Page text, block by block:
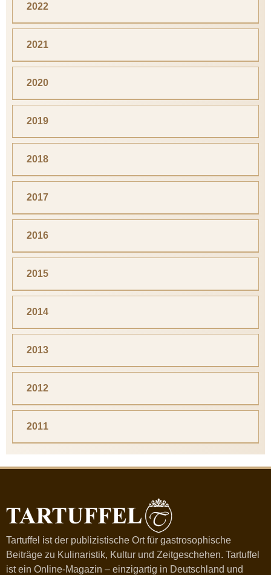
2022
2021
2020
2019
2018
2017
2016
2015
2014
2013
2012
2011
Tartuffel ist der publizistische Ort für gastrosophische
Beiträge zu Kulinaristik, Kultur und Zeitgeschehen. Tartuffel
ist ein Online-Magazin – einzigartig in Deutschland und